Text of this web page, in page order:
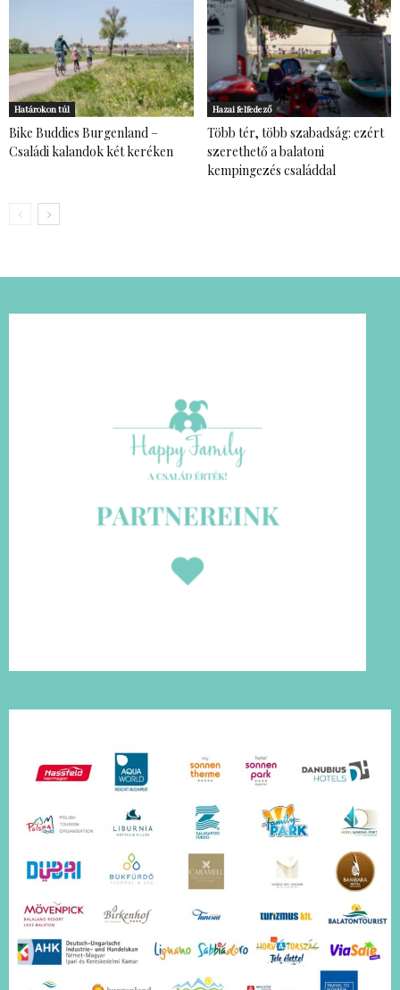
Határokon túl
Bike Buddies Burgenland –
Családi kalandok két keréken
Hazai felfedező
Több tér, több szabadság: ezért
szerethető a balatoni
kempingezés családdal